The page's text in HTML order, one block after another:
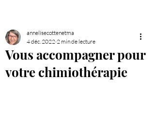
Vous accompagner pour
votre chimiothérapie
annelisecottenetma
4 déc. 2022 2 min de lecture